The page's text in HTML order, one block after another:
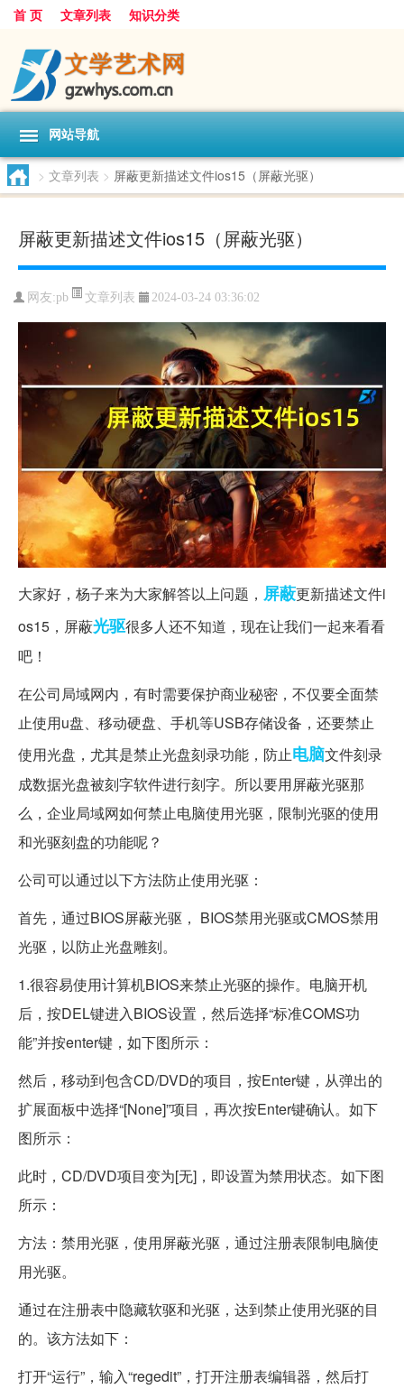
首 页 文章列表 知识分类
网站导航
> 文章列表 > 屏蔽更新描述文件ios15（屏蔽光驱）
屏蔽更新描述文件ios15（屏蔽光驱）
网友:pb 文章列表 2024-03-24 03:36:02
大家好，杨子来为大家解答以上问题， 屏蔽更新描述文件i
os15，屏蔽光驱很多人还不知道，现在让我们一起来看看
吧！
在公司局域网内，有时需要保护商业秘密，不仅要全面禁
止使用u盘、移动硬盘、手机等USB存储设备，还要禁止
使用光盘，尤其是禁止光盘刻录功能，防止电脑文件刻录
成数据光盘被刻字软件进行刻字。所以要用屏蔽光驱那
么，企业局域网如何禁止电脑使用光驱，限制光驱的使用
和光驱刻盘的功能呢？
公司可以通过以下方法防止使用光驱：
首先，通过BIOS屏蔽光驱， BIOS禁用光驱或CMOS禁用
光驱，以防止光盘雕刻。
1.很容易使用计算机BIOS来禁止光驱的操作。电脑开机
后，按DEL键进入BIOS设置，然后选择“标准COMS功
能”并按enter键，如下图所示：
然后，移动到包含CD/DVD的项目，按Enter键，从弹出的
扩展面板中选择“[None]”项目，再次按Enter键确认。如下
图所示：
此时，CD/DVD项目变为[无]，即设置为禁用状态。如下图
所示：
方法：禁用光驱，使用屏蔽光驱，通过注册表限制电脑使
用光驱。
通过在注册表中隐藏软驱和光驱，达到禁止使用光驱的目
的。该方法如下：
打开“运行”，输入“regedit”，打开注册表编辑器，然后打